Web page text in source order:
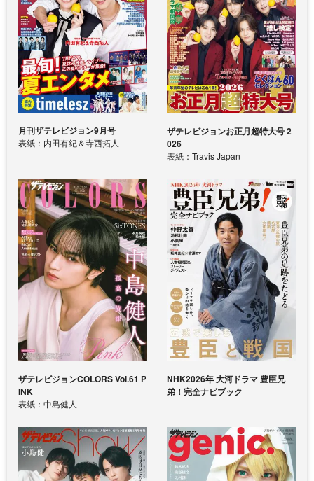
月刊ザテレビジョン9月号
表紙：内田有紀＆寺西拓人
ザテレビジョンお正月超特大号 2
026
表紙：Travis Japan
ザテレビジョンCOLORS Vol.61 P
INK
表紙：中島健人
NHK2026年 大河ドラマ 豊臣兄
弟！完全ナビブック